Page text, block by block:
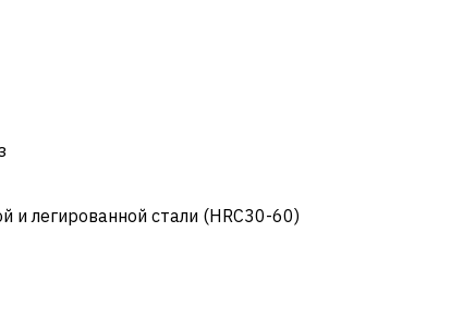
и легированной стали (HRC30-60)